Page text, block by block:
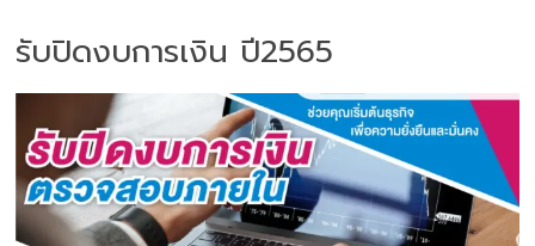
รับปิดงบการเงิน ปี2565